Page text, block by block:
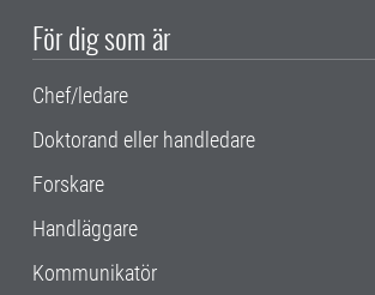
För dig som är
Chef/ledare
Doktorand eller handledare
Forskare
Handläggare
Kommunikatör